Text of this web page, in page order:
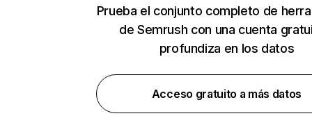
Prueba el conjunto completo de
de Semrush con una cuenta
profundiza en los datos
Acceso gratuito a más datos